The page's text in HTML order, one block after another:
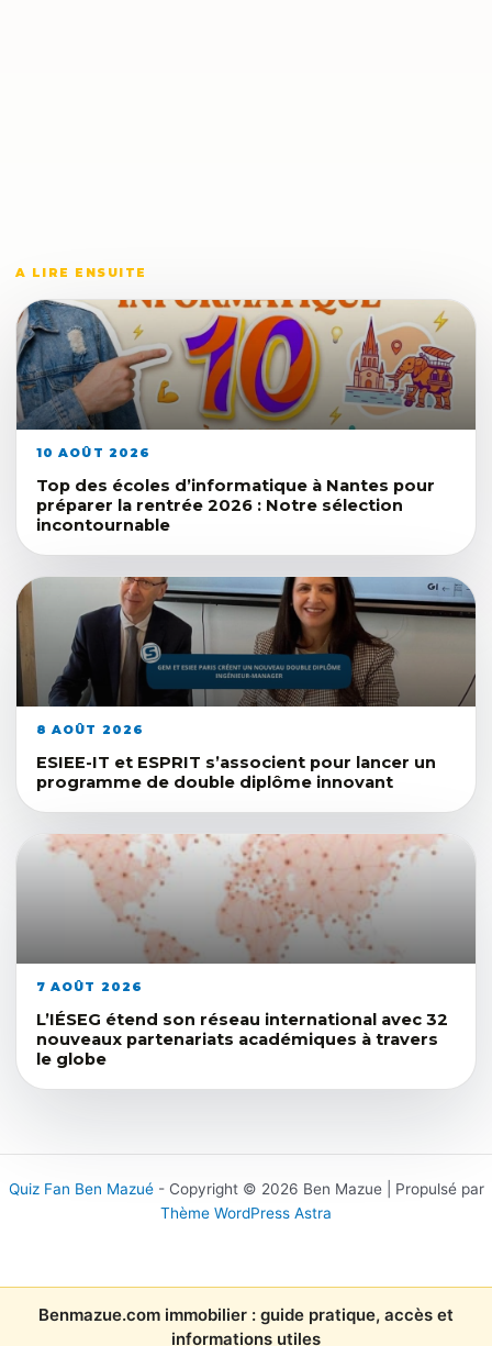
A LIRE ENSUITE
10 AOÛT 2026
Top des écoles d’informatique à Nantes pour
préparer la rentrée 2026 : Notre sélection
incontournable
8 AOÛT 2026
ESIEE-IT et ESPRIT s’associent pour lancer un
programme de double diplôme innovant
7 AOÛT 2026
L’IÉSEG étend son réseau international avec 32
nouveaux partenariats académiques à travers
le globe
Quiz Fan Ben Mazué- Copyright © 2026 Ben Mazue | Propulsé par
Thème WordPress Astra
Benmazue.com immobilier : guide pratique, accès et
informations utiles